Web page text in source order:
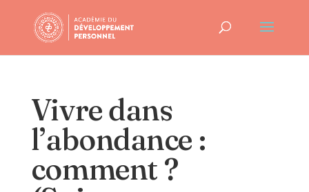
Vivre dans
l’abondance :
comment ?